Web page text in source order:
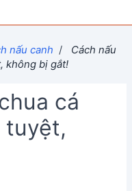
nấu canh /
Cách nấu
không bị gắt!
cá
tuyệt,